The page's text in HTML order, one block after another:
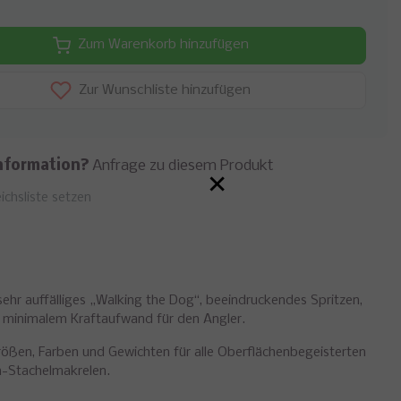
Zum Warenkorb hinzufügen
Zur Wunschliste hinzufügen
Anfrage zu diesem Produkt
setzen
auffälliges „Walking the Dog“, beeindruckendes Spritzen,
Kraftaufwand für den Angler.
Farben und Gewichten für alle Oberflächenbegeisterten
Stachelmakrelen.
×